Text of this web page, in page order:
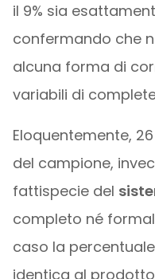
il 9% sia
confermando che
alcuna forma di
variabili di
Eloquentemente,
del campione,
fattispecie del
completo né
caso la
identica al